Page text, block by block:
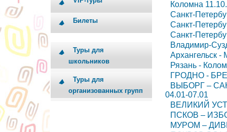
Билеты
Туры для
школьников
Туры для
организованных групп
Коломна
Санкт-
Санкт-
Санкт-
Владимир-
Архангельск
Рязань -
ГРОДНО -
ВЫБОРГ –
04.01-07.01
ВЕЛИКИЙ
ПСКОВ –
МУРОМ –